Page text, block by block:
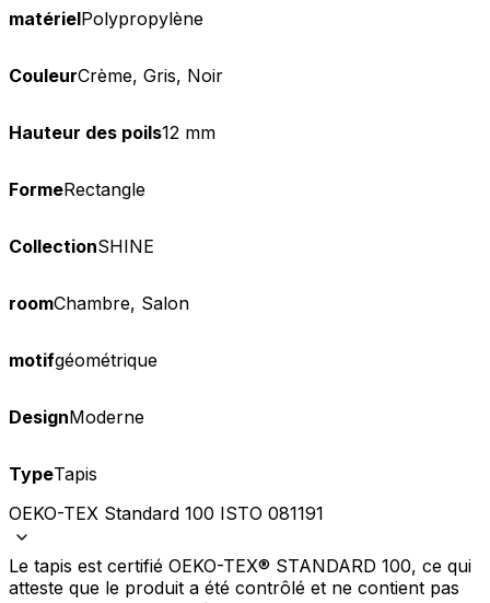
matérielPolypropylène
CouleurCrème, Gris, Noir
Hauteur des poils12 mm
FormeRectangle
CollectionSHINE
roomChambre, Salon
motifgéométrique
DesignModerne
TypeTapis
OEKO-TEX Standard 100 ISTO 081191
Le tapis est certifié OEKO-TEX® STANDARD 100, ce qui
atteste que le produit a été contrôlé et ne contient pas